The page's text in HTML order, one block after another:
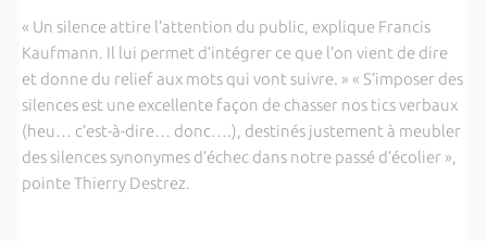
« Un silence attire l’attention du public, explique Francis
Kaufmann. Il lui permet d’intégrer ce que l’on vient de dire
et donne du relief aux mots qui vont suivre. » « S’imposer des
silences est une excellente façon de chasser nos tics verbaux
(heu… c’est-à-dire… donc….), destinés justement à meubler
des silences synonymes d’échec dans notre passé d’écolier »,
pointe Thierry Destrez.